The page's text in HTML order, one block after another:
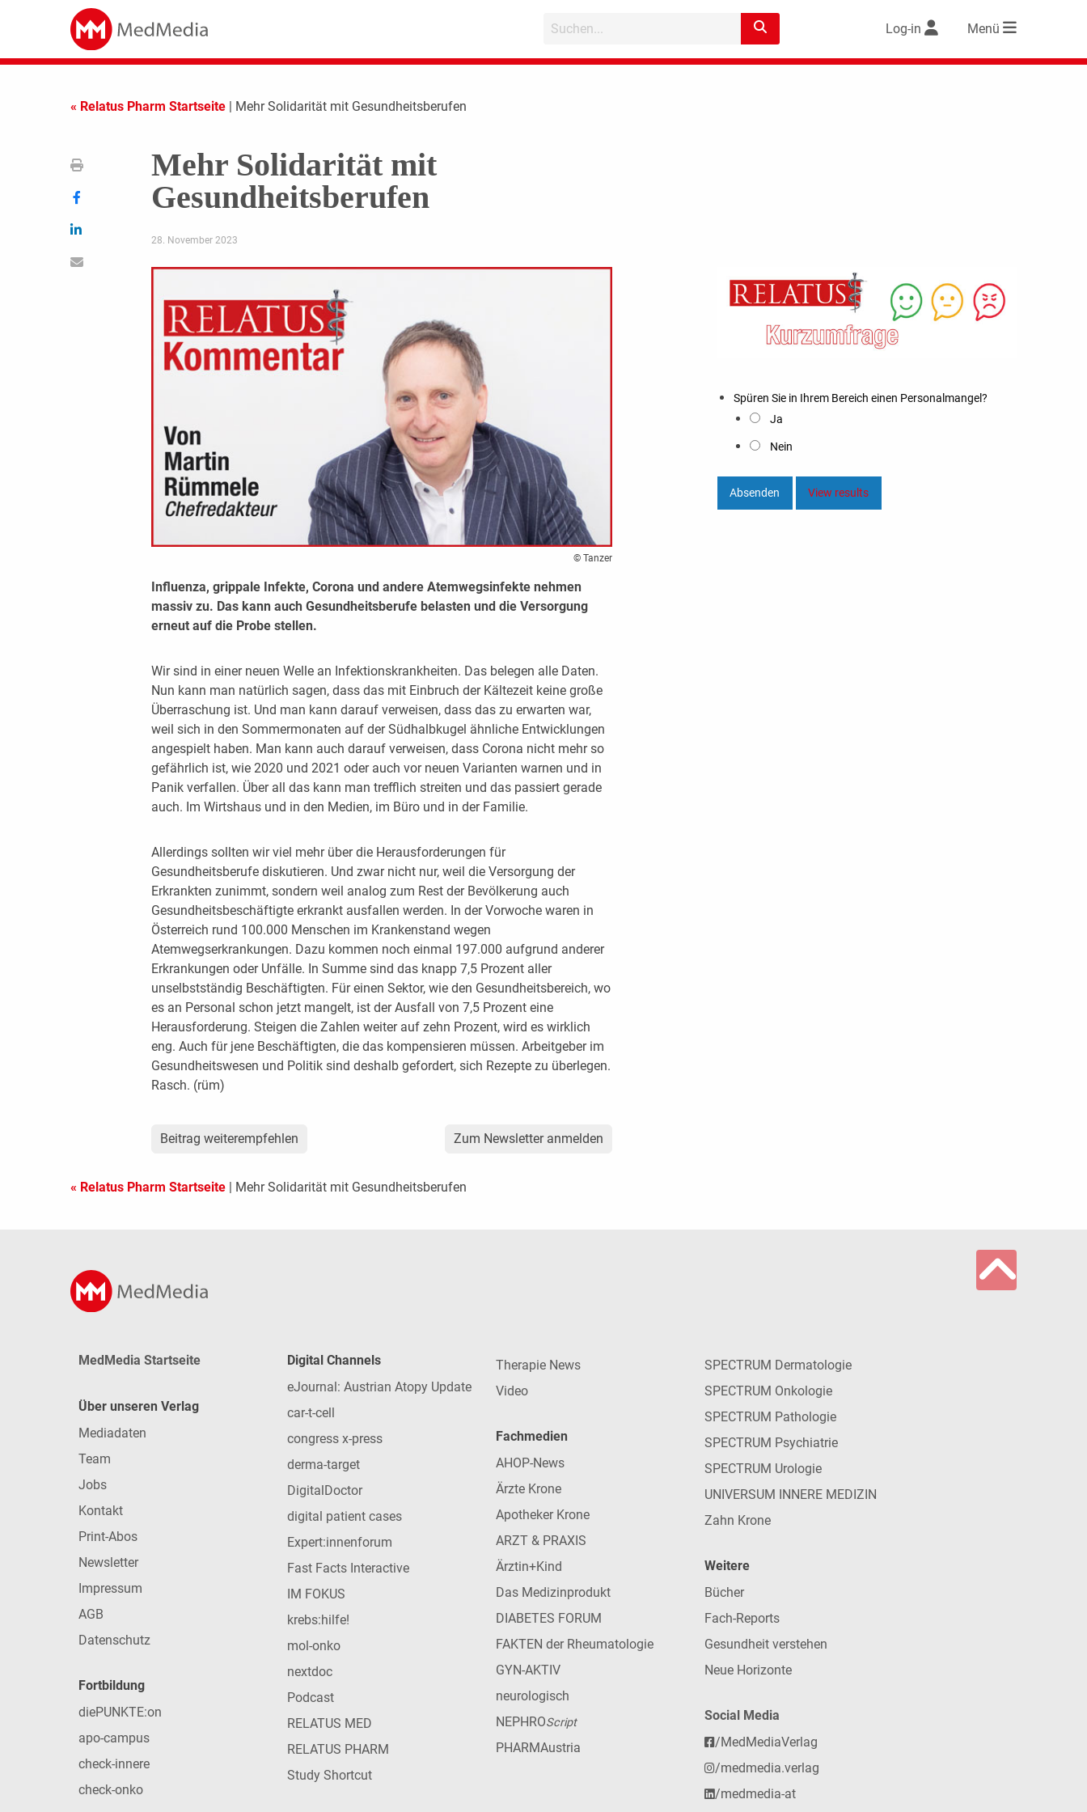
Log-in Menü
« Relatus Pharm Startseite | Mehr Solidarität mit Gesundheitsberufen
Mehr Solidarität mit
Gesundheitsberufen
28. November 2023
© Tanzer
Influenza, grippale Infekte, Corona und andere Atemwegsinfekte nehmen
massiv zu. Das kann auch Gesundheitsberufe belasten und die Versorgung
erneut auf die Probe stellen.
Wir sind in einer neuen Welle an Infektionskrankheiten. Das belegen alle Daten.
Nun kann man natürlich sagen, dass das mit Einbruch der Kältezeit keine große
Überraschung ist. Und man kann darauf verweisen, dass das zu erwarten war,
weil sich in den Sommermonaten auf der Südhalbkugel ähnliche Entwicklungen
angespielt haben. Man kann auch darauf verweisen, dass Corona nicht mehr so
gefährlich ist, wie 2020 und 2021 oder auch vor neuen Varianten warnen und in
Panik verfallen. Über all das kann man trefflich streiten und das passiert gerade
auch. Im Wirtshaus und in den Medien, im Büro und in der Familie.
Allerdings sollten wir viel mehr über die Herausforderungen für
Gesundheitsberufe diskutieren. Und zwar nicht nur, weil die Versorgung der
Erkrankten zunimmt, sondern weil analog zum Rest der Bevölkerung auch
Gesundheitsbeschäftigte erkrankt ausfallen werden. In der Vorwoche waren in
Österreich rund 100.000 Menschen im Krankenstand wegen
Atemwegserkrankungen. Dazu kommen noch einmal 197.000 aufgrund anderer
Erkrankungen oder Unfälle. In Summe sind das knapp 7,5 Prozent aller
unselbstständig Beschäftigten. Für einen Sektor, wie den Gesundheitsbereich, wo
es an Personal schon jetzt mangelt, ist der Ausfall von 7,5 Prozent eine
Herausforderung. Steigen die Zahlen weiter auf zehn Prozent, wird es wirklich
eng. Auch für jene Beschäftigten, die das kompensieren müssen. Arbeitgeber im
Gesundheitswesen und Politik sind deshalb gefordert, sich Rezepte zu überlegen.
Rasch. (rüm)
Beitrag weiterempfehlen Zum Newsletter anmelden
Spüren Sie in Ihrem Bereich einen Personalmangel?
Ja
Nein
View results
« Relatus Pharm Startseite | Mehr Solidarität mit Gesundheitsberufen
MedMedia Startseite
Über unseren Verlag
Mediadaten
Team
Jobs
Kontakt
Print-Abos
Newsletter
Impressum
AGB
Datenschutz
Fortbildung
diePUNKTE:on
apo-campus
check-innere
check-onko
Digital Channels
eJournal: Austrian Atopy Update
car-t-cell
congress x-press
derma-target
DigitalDoctor
digital patient cases
Expert:innenforum
Fast Facts Interactive
IM FOKUS
krebs:hilfe!
mol-onko
nextdoc
Podcast
RELATUS MED
RELATUS PHARM
Study Shortcut
Therapie News
Video
Fachmedien
AHOP-News
Ärzte Krone
Apotheker Krone
ARZT & PRAXIS
Ärztin+Kind
Das Medizinprodukt
DIABETES FORUM
FAKTEN der Rheumatologie
GYN-AKTIV
neurologisch
NEPHROScript
PHARMAustria
SPECTRUM Dermatologie
SPECTRUM Onkologie
SPECTRUM Pathologie
SPECTRUM Psychiatrie
SPECTRUM Urologie
UNIVERSUM INNERE MEDIZIN
Zahn Krone
Weitere
Bücher
Fach-Reports
Gesundheit verstehen
Neue Horizonte
Social Media
/MedMediaVerlag
/medmedia.verlag
/medmedia-at